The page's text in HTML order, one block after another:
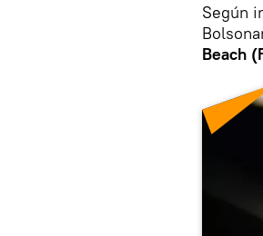
Según
Beach